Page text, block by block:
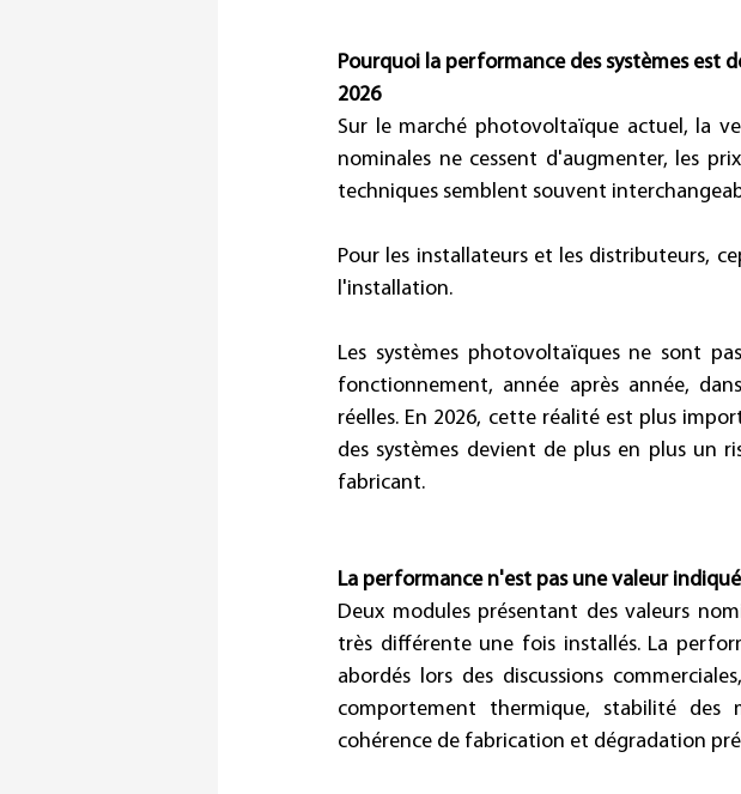
Pourquoi la performance des systèmes est
2026
Sur le marché photovoltaïque actuel, la
nominales ne cessent d'augmenter, les
techniques semblent souvent
Pour les installateurs et les distributeurs,
l'installation.
Les systèmes photovoltaïques ne sont
fonctionnement, année après année,
réelles. En 2026, cette réalité est plus
des systèmes devient de plus en plus un
fabricant.
La performance n'est pas une valeur
Deux modules présentant des valeurs
très différente une fois installés. La
abordés lors des discussions
comportement thermique, stabilité des
cohérence de fabrication et dégradation